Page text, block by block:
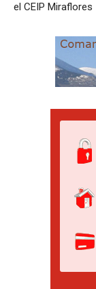
el CEIP Miraflores